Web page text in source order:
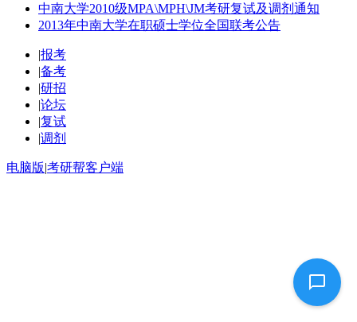
中南大学2010级MPA\MPH\JM考研复试及调剂通知
2013年中南大学在职硕士学位全国联考公告
|报考
|备考
|研招
|论坛
|复试
|调剂
电脑版|考研帮客户端